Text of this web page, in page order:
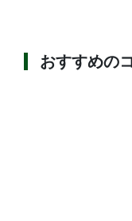
おすすめの